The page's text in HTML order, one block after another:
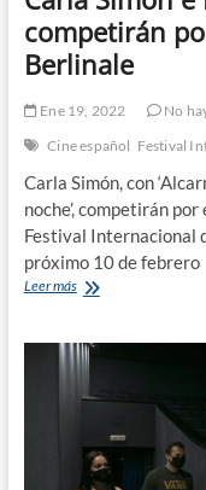
competirán
Berlinale
Ene 19, 2022
No
Cine español Festival
Carla Simón, con
noche’, competirán
Festival Internacional
próximo 10 de febrero
Leer másCarla
Isaki
Lacuesta
Oso
de